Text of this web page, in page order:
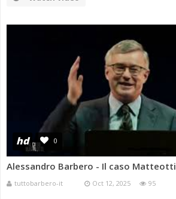
hd 0
Alessandro Barbero - Il caso Matteotti
tuttobarbero-it Oct 12, 2025 95